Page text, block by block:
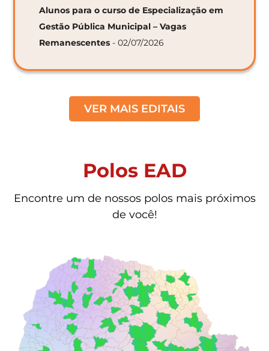
Alunos para o curso de Especialização em
Gestão Pública Municipal – Vagas
Remanescentes - 02/07/2026
VER MAIS EDITAIS
Polos EAD
Encontre um de nossos polos mais próximos
de você!